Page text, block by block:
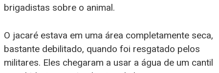
brigadistas sobre o animal.
O jacaré estava em uma área completamente seca,
bastante debilitado, quando foi resgatado pelos
militares. Eles chegaram a usar a água de um cantil